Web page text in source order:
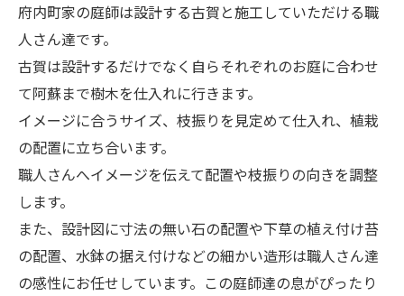
府内町家の庭師は設計する古賀と施工していただける職
人さん達です。
古賀は設計するだけでなく自らそれぞれのお庭に合わせ
て阿蘇まで樹木を仕入れに行きます。
イメージに合うサイズ、枝振りを見定めて仕入れ、植栽
の配置に立ち合います。
職人さんへイメージを伝えて配置や枝振りの向きを調整
します。
また、設計図に寸法の無い石の配置や下草の植え付け苔
の配置、水鉢の据え付けなどの細かい造形は職人さん達
の感性にお任せしています。この庭師達の息がぴったり